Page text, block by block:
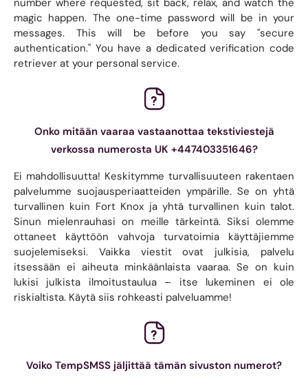
magic happen. The one-time password will be in your
messages. This will be before you say "secure
authentication." You have a dedicated verification code
retriever at your personal service.
Onko mitään vaaraa vastaanottaa tekstiviestejä
verkossa numerosta UK +447403351646?
Ei mahdollisuutta! Keskitymme turvallisuuteen rakentaen
palvelumme suojausperiaatteiden ympärille. Se on yhtä
turvallinen kuin Fort Knox ja yhtä turvallinen kuin talot.
Sinun mielenrauhasi on meille tärkeintä. Siksi olemme
ottaneet käyttöön vahvoja turvatoimia käyttäjiemme
suojelemiseksi. Vaikka viestit ovat julkisia, palvelu
itsessään ei aiheuta minkäänlaista vaaraa. Se on kuin
lukisi julkista ilmoitustaulua – itse lukeminen ei ole
riskialtista. Käytä siis rohkeasti palveluamme!
Voiko TempSMSS jäljittää tämän sivuston numerot?